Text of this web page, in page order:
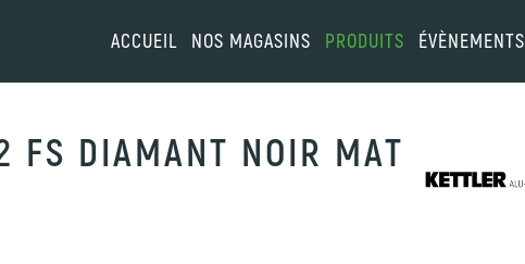
ACCUEIL NOS MAGASINS PRODUITS ÉVÈNEMENTS
FS DIAMANT NOIR MAT